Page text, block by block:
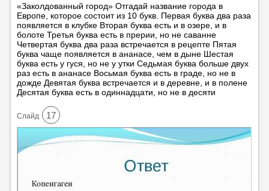
«Заколдованный город» Отгадай название города в
Европе, которое состоит из 10 букв. Первая буква два раза
появляется в клубке Вторая буква есть и в озере, и в
болоте Третья буква есть в прерии, но не саванне
Четвертая буква два раза встречается в рецепте Пятая
буква чаще появляется в ананасе, чем в дыне Шестая
буква есть у гуся, но не у утки Седьмая буква больше двух
раз есть в ананасе Восьмая буква есть в граде, но не в
дожде Девятая буква встречается и в деревне, и в полене
Десятая буква есть в одиннадцати, но не в десяти
Cлайд 17